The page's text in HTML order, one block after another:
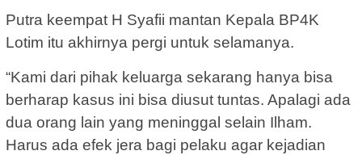
Putra keempat H Syafii mantan Kepala BP4K
Lotim itu akhirnya pergi untuk selamanya.
“Kami dari pihak keluarga sekarang hanya bisa
berharap kasus ini bisa diusut tuntas. Apalagi ada
dua orang lain yang meninggal selain Ilham.
Harus ada efek jera bagi pelaku agar kejadian